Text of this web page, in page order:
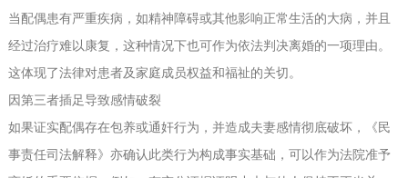
当配偶患有严重疾病，如精神障碍或其他影响正常生活的大病，并且
经过治疗难以康复，这种情况下也可作为依法判决离婚的一项理由。
这体现了法律对患者及家庭成员权益和福祉的关切。
因第三者插足导致感情破裂
如果证实配偶存在包养或通奸行为，并造成夫妻感情彻底破坏，《民
事责任司法解释》亦确认此类行为构成事实基础，可以作为法院准予